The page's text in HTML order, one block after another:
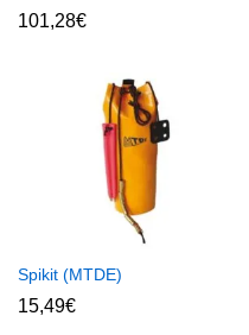
101,28€
Spikit (MTDE)
15,49€